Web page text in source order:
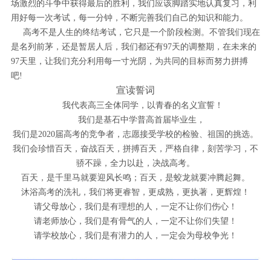
场激烈的斗争中获得最后的胜利，我们应该脚踏实地认真复习，利
用好每一次考试，每一分钟，不断完善我们自己的知识和能力。
高考不是人生的终结考试，它只是一个阶段检测。不管我们现在
是名列前茅，还是暂居人后，我们都还有97天的调整期，在未来的
97天里，让我们充分利用每一寸光阴，为共同的目标而努力拼搏
吧!
宣读誓词
我代表高三全体同学，以青春的名义宣誓！
我们是基石中学普高首届毕业生，
我们是2020届高考的竞争者，志愿接受学校的检验、祖国的挑选。
我们会珍惜百天，奋战百天，拼搏百天，严格自律，刻苦学习，不
骄不躁，全力以赴，决战高考。
百天，是千里马就要迎风长鸣；百天，是蛟龙就要冲腾起舞。
沐浴高考的洗礼，我们将更睿智，更成熟，更执著，更辉煌！
请父母放心，我们是有理想的人，一定不让你们伤心！
请老师放心，我们是有骨气的人，一定不让你们失望！
请学校放心，我们是有潜力的人，一定会为母校争光！